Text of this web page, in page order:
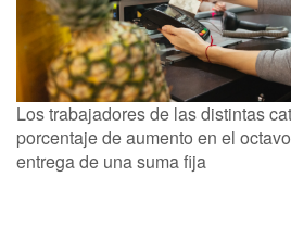
Los trabajadores de las distintas
porcentaje de aumento en el
entrega de una suma fija